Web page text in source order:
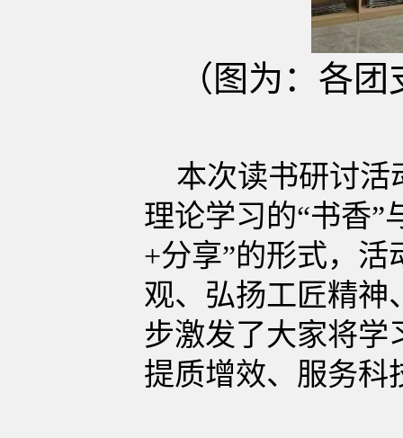
（图为：各
本次读书研讨活
理论学习的“书香”
+分享”的形式，
观、弘扬工匠精神
步激发了大家将学
提质增效、服务科